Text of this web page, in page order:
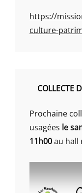
https://
culture-
COLLECTE
Prochaine
usagées le
11h00au hall